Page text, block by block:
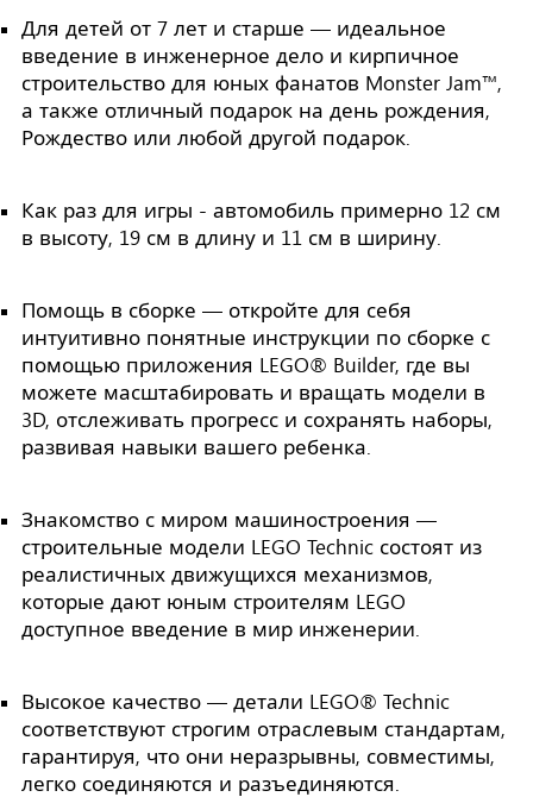
Для детей от 7 лет и старше — идеальное
введение в инженерное дело и кирпичное
строительство для юных фанатов Monster Jam™,
а также отличный подарок на день рождения,
Рождество или любой другой подарок.
Как раз для игры - автомобиль примерно 12 см
в высоту, 19 см в длину и 11 см в ширину.
Помощь в сборке — откройте для себя
интуитивно понятные инструкции по сборке с
помощью приложения LEGO® Builder, где вы
можете масштабировать и вращать модели в
3D, отслеживать прогресс и сохранять наборы,
развивая навыки вашего ребенка.
Знакомство с миром машиностроения —
строительные модели LEGO Technic состоят из
реалистичных движущихся механизмов,
которые дают юным строителям LEGO
доступное введение в мир инженерии.
Высокое качество — детали LEGO® Technic
соответствуют строгим отраслевым стандартам,
гарантируя, что они неразрывны, совместимы,
легко соединяются и разъединяются.